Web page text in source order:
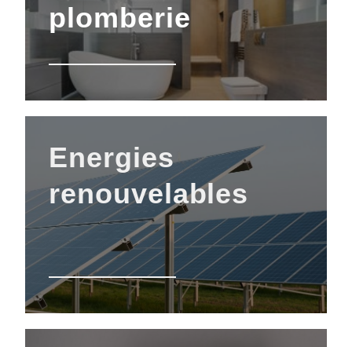
plomberie
Energies
renouvelables